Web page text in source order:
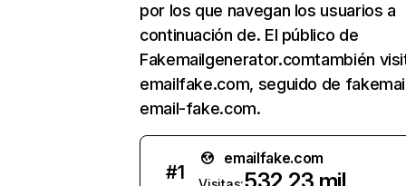
por los que navegan los usuarios a
continuación de. El público de
Fakemailgenerator.comtambién
emailfake.com, seguido de
email-fake.com.
#1
emailfake.com